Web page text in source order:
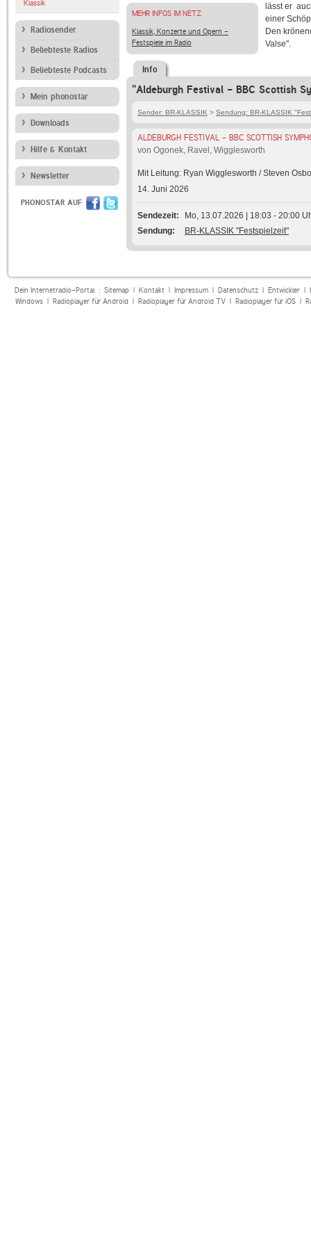
Klassik
Radiosender
Beliebteste Radios
Beliebteste Podcasts
Mein phonostar
Downloads
Hilfe & Kontakt
Newsletter
PHONOSTAR AUF
MEHR INFOS IM NETZ
Klassik, Konzerte und Opern -
Festspiele im Radio
lässt er
einer
Den
Valse".
Info
"Aldeburgh Festival - BBC Scottish
Sender: BR-KLASSIK > Sendung: BR-KLASSIK
ALDEBURGH FESTIVAL - BBC SCOTTISH
von Ogonek, Ravel, Wigglesworth
Mit Leitung: Ryan Wigglesworth / Steven
14. Juni 2026
Sendezeit
Mo, 13.07.2026 | 18:03 - 20:00
Sendung
BR-KLASSIK "Festspielzeit"
Dein Internetradio-Portal : Sitemap| Kontakt| Impressum| Datenschutz| Entwickler|
Windows| Radioplayer für Android| Radioplayer für Android TV| Radioplayer für iOS|